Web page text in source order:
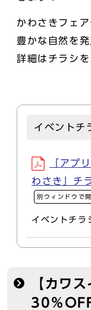
かわさきフェ
豊かな自然を
詳細はチラシを
イベントチ
「アプ
わさき」チ
別ウィンドウで
イベントチラ
【カワ
30％